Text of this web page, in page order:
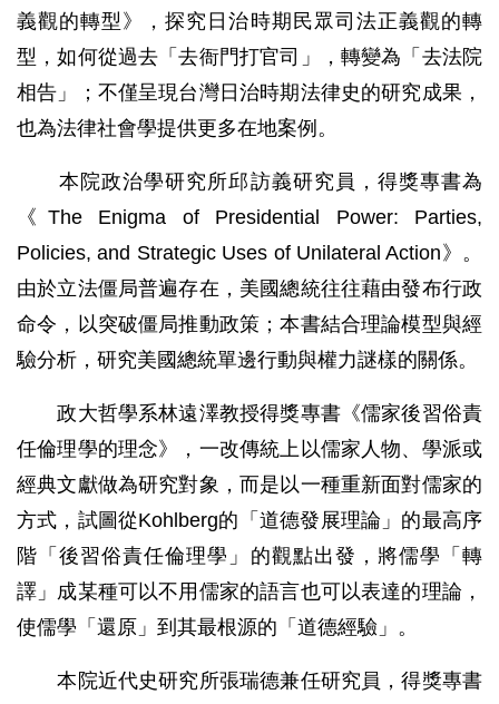
義觀的轉型》，探究日治時期民眾司法正義觀的轉
型，如何從過去「去衙門打官司」，轉變為「去法院
相告」；不僅呈現台灣日治時期法律史的研究成果，
也為法律社會學提供更多在地案例。
本院政治學研究所邱訪義研究員，得獎專書為
《The Enigma of Presidential Power: Parties,
Policies, and Strategic Uses of Unilateral Action》。
由於立法僵局普遍存在，美國總統往往藉由發布行政
命令，以突破僵局推動政策；本書結合理論模型與經
驗分析，研究美國總統單邊行動與權力謎樣的關係。
政大哲學系林遠澤教授得獎專書《儒家後習俗責
任倫理學的理念》，一改傳統上以儒家人物、學派或
經典文獻做為研究對象，而是以一種重新面對儒家的
方式，試圖從Kohlberg的「道德發展理論」的最高序
階「後習俗責任倫理學」的觀點出發，將儒學「轉
譯」成某種可以不用儒家的語言也可以表達的理論，
使儒學「還原」到其最根源的「道德經驗」。
本院近代史研究所張瑞德兼任研究員，得獎專書